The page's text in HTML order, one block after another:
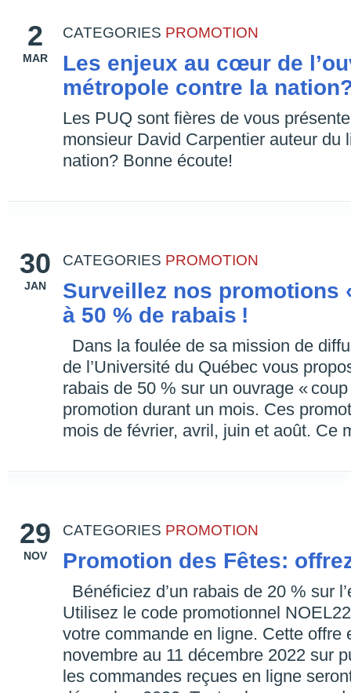
2
MAR
CATEGORIES PROMOTION
Les enjeux au cœur de
métropole contre la
Les PUQ sont fières de vous
monsieur David Carpentier auteur du
nation? Bonne écoute!
30
JAN
CATEGORIES PROMOTION
Surveillez nos promotions
à 50 % de rabais !
Dans la foulée de sa mission de
de l’Université du Québec vous
rabais de 50 % sur un ouvrage «
promotion durant un mois. Ces
mois de février, avril, juin et août. Ce
29
NOV
CATEGORIES PROMOTION
Promotion des Fêtes:
Bénéficiez d’un rabais de 20 % sur
Utilisez le code promotionnel
votre commande en ligne. Cette offre
novembre au 11 décembre 2022 sur
les commandes reçues en ligne